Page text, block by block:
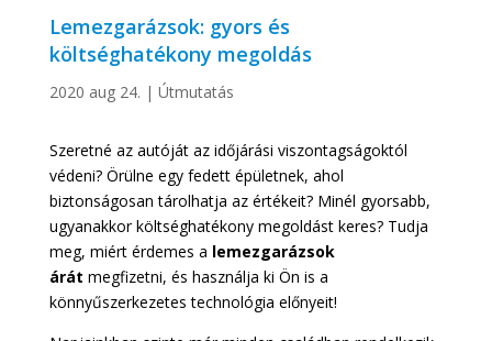
Lemezgarázsok: gyors és
költséghatékony megoldás
2020 aug 24. | Útmutatás
Szeretné az autóját az időjárási viszontagságoktól
védeni? Örülne egy fedett épületnek, ahol
biztonságosan tárolhatja az értékeit? Minél gyorsabb,
ugyanakkor költséghatékony megoldást keres? Tudja
meg, miért érdemes a lemezgarázsok
árát megfizetni, és használja ki Ön is a
könnyűszerkezetes technológia előnyeit!